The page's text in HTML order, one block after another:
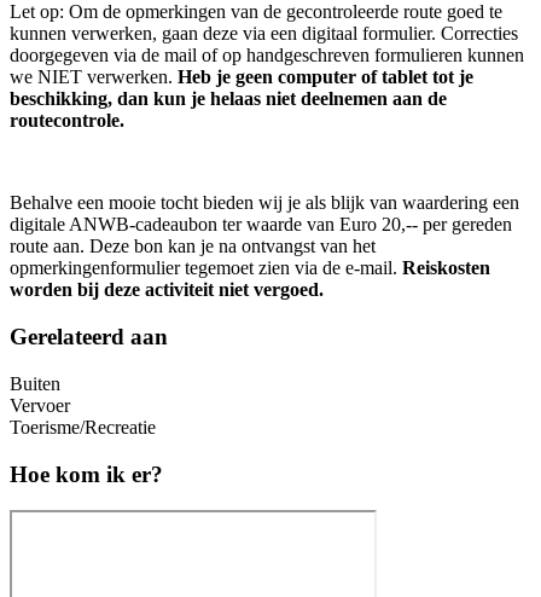
Let op: Om de opmerkingen van de gecontroleerde route goed te
kunnen verwerken, gaan deze via een digitaal formulier. Correcties
doorgegeven via de mail of op handgeschreven formulieren kunnen
we NIET verwerken. Heb je geen computer of tablet tot je
beschikking, dan kun je helaas niet deelnemen aan de
routecontrole.
Behalve een mooie tocht bieden wij je als blijk van waardering een
digitale ANWB-cadeaubon ter waarde van Euro 20,-- per gereden
route aan. Deze bon kan je na ontvangst van het
opmerkingenformulier tegemoet zien via de e-mail. Reiskosten
worden bij deze activiteit niet vergoed.
Gerelateerd aan
Buiten
Vervoer
Toerisme/Recreatie
Hoe kom ik er?